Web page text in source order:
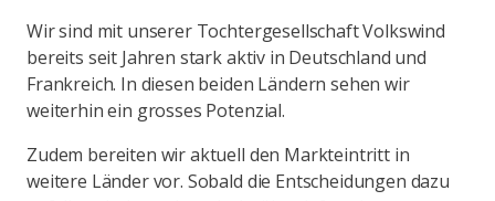
Wir sind mit unserer Tochtergesellschaft Volkswind
bereits seit Jahren stark aktiv in Deutschland und
Frankreich. In diesen beiden Ländern sehen wir
weiterhin ein grosses Potenzial.
Zudem bereiten wir aktuell den Markteintritt in
weitere Länder vor. Sobald die Entscheidungen dazu